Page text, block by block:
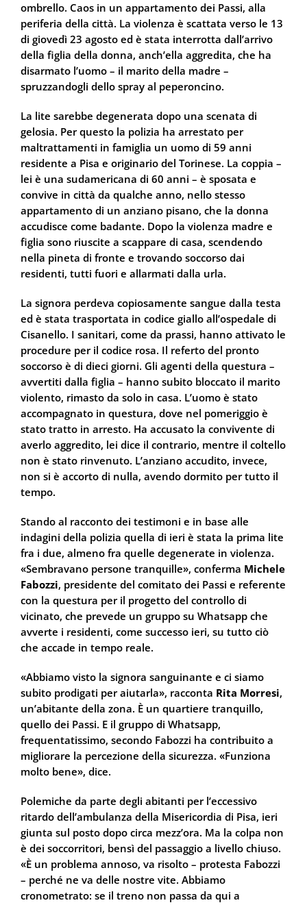
ombrello. Caos in un appartamento dei Passi, alla
periferia della città. La violenza è scattata verso le 13
di giovedì 23 agosto ed è stata interrotta dall’arrivo
della figlia della donna, anch’ella aggredita, che ha
disarmato l’uomo – il marito della madre –
spruzzandogli dello spray al peperoncino.
La lite sarebbe degenerata dopo una scenata di
gelosia. Per questo la polizia ha arrestato per
maltrattamenti in famiglia un uomo di 59 anni
residente a Pisa e originario del Torinese. La coppia –
lei è una sudamericana di 60 anni – è sposata e
convive in città da qualche anno, nello stesso
appartamento di un anziano pisano, che la donna
accudisce come badante. Dopo la violenza madre e
figlia sono riuscite a scappare di casa, scendendo
nella pineta di fronte e trovando soccorso dai
residenti, tutti fuori e allarmati dalla urla.
La signora perdeva copiosamente sangue dalla testa
ed è stata trasportata in codice giallo all’ospedale di
Cisanello. I sanitari, come da prassi, hanno attivato le
procedure per il codice rosa. Il referto del pronto
soccorso è di dieci giorni. Gli agenti della questura –
avvertiti dalla figlia – hanno subito bloccato il marito
violento, rimasto da solo in casa. L’uomo è stato
accompagnato in questura, dove nel pomeriggio è
stato tratto in arresto. Ha accusato la convivente di
averlo aggredito, lei dice il contrario, mentre il coltello
non è stato rinvenuto. L’anziano accudito, invece,
non si è accorto di nulla, avendo dormito per tutto il
tempo.
Stando al racconto dei testimoni e in base alle
indagini della polizia quella di ieri è stata la prima lite
fra i due, almeno fra quelle degenerate in violenza.
«Sembravano persone tranquille», conferma Michele
Fabozzi, presidente del comitato dei Passi e referente
con la questura per il progetto del controllo di
vicinato, che prevede un gruppo su Whatsapp che
avverte i residenti, come successo ieri, su tutto ciò
che accade in tempo reale.
«Abbiamo visto la signora sanguinante e ci siamo
subito prodigati per aiutarla», racconta Rita Morresi,
un’abitante della zona. È un quartiere tranquillo,
quello dei Passi. E il gruppo di Whatsapp,
frequentatissimo, secondo Fabozzi ha contribuito a
migliorare la percezione della sicurezza. «Funziona
molto bene», dice.
Polemiche da parte degli abitanti per l’eccessivo
ritardo dell’ambulanza della Misericordia di Pisa, ieri
giunta sul posto dopo circa mezz’ora. Ma la colpa non
è dei soccorritori, bensì del passaggio a livello chiuso.
«È un problema annoso, va risolto – protesta Fabozzi
– perché ne va delle nostre vite. Abbiamo
cronometrato: se il treno non passa da qui a